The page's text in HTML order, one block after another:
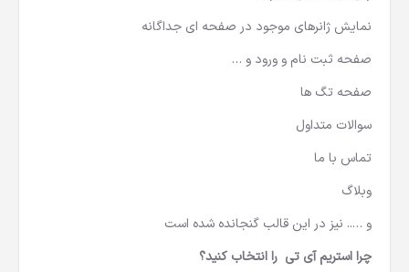
پنل قیمت های اشتراک
نمایش ژانرهای موجود در صفحه ای جداگانه
صفحه ثبت نام و ورود و …
صفحه تگ ها
سوالات متداول
تماس با ما
وبلاگ
و ….. نیز در این قالب گنجانده شده است